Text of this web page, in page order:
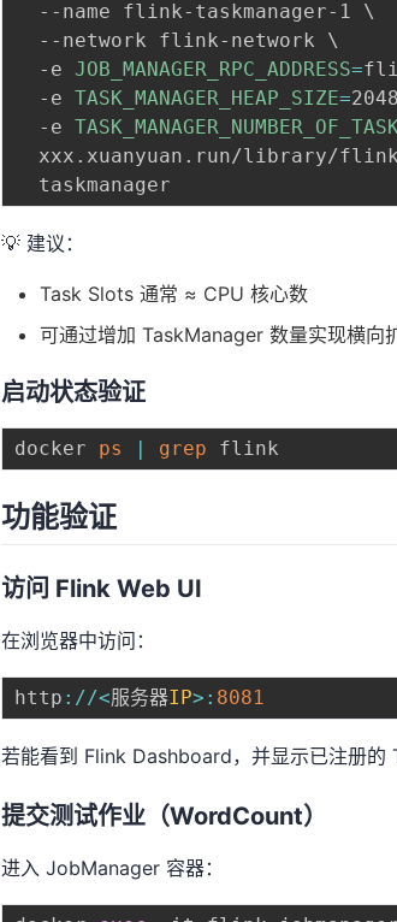
  --name flink-taskmanager-1
\
  --network flink-network
\
  -e
JOB_MANAGER_RPC_ADDRESS=
  -e
TASK_MANAGER_HEAP_SIZE=
  -e
xxx.xuanyuan.run/library/
💡 建议：
Task Slots 通常 ≈ CPU 核心数
可通过增加 TaskManager 数量实现横向
启动状态验证
docker ps | grep
功能验证
访问 Flink Web UI
在浏览器中访问：
http : //<服务器IP> : 8081
若能看到 Flink Dashboard，并显示已注册的
提交测试作业（WordCount）
进入 JobManager 容器：